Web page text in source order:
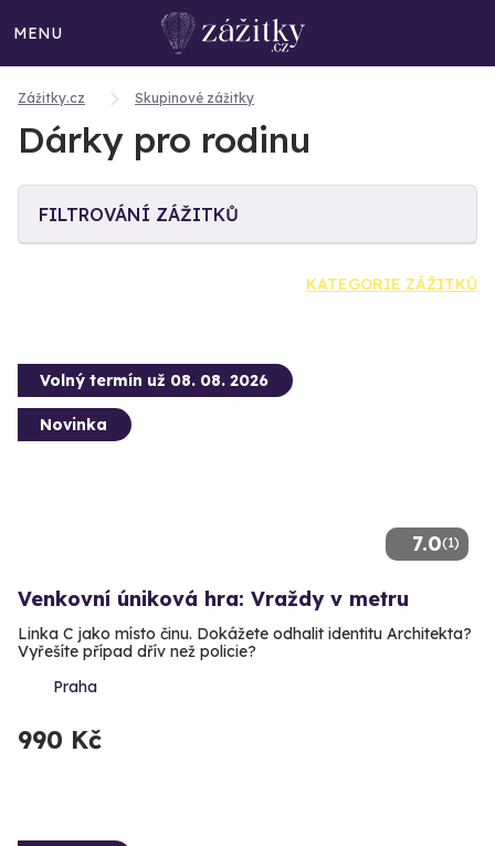
MENU
Zážitky.cz Skupinové zážitky
Dárky pro rodinu
FILTROVÁNÍ ZÁŽITKŮ
KATEGORIE ZÁŽITKŮ
7.0(1)
Volný termín už 08. 08. 2026
Novinka
Venkovní úniková hra: Vraždy v metru
Linka C jako místo činu. Dokážete odhalit identitu Architekta?
Vyřešíte případ dřív než policie?
Praha
990 Kč